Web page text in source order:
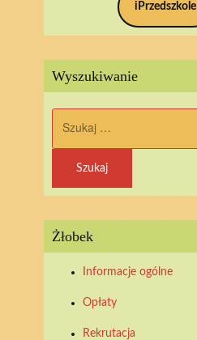
iPrzedszkole
Wyszukiwanie
Żłobek
Informacje ogólne
Opłaty
Rekrutacja